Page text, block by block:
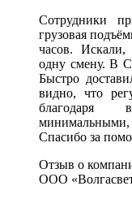
Сотрудники
грузовая
часов. Искали,
одну смену. В
Быстро
видно, что
благодаря
Спасибо за
Отзыв о
ООО